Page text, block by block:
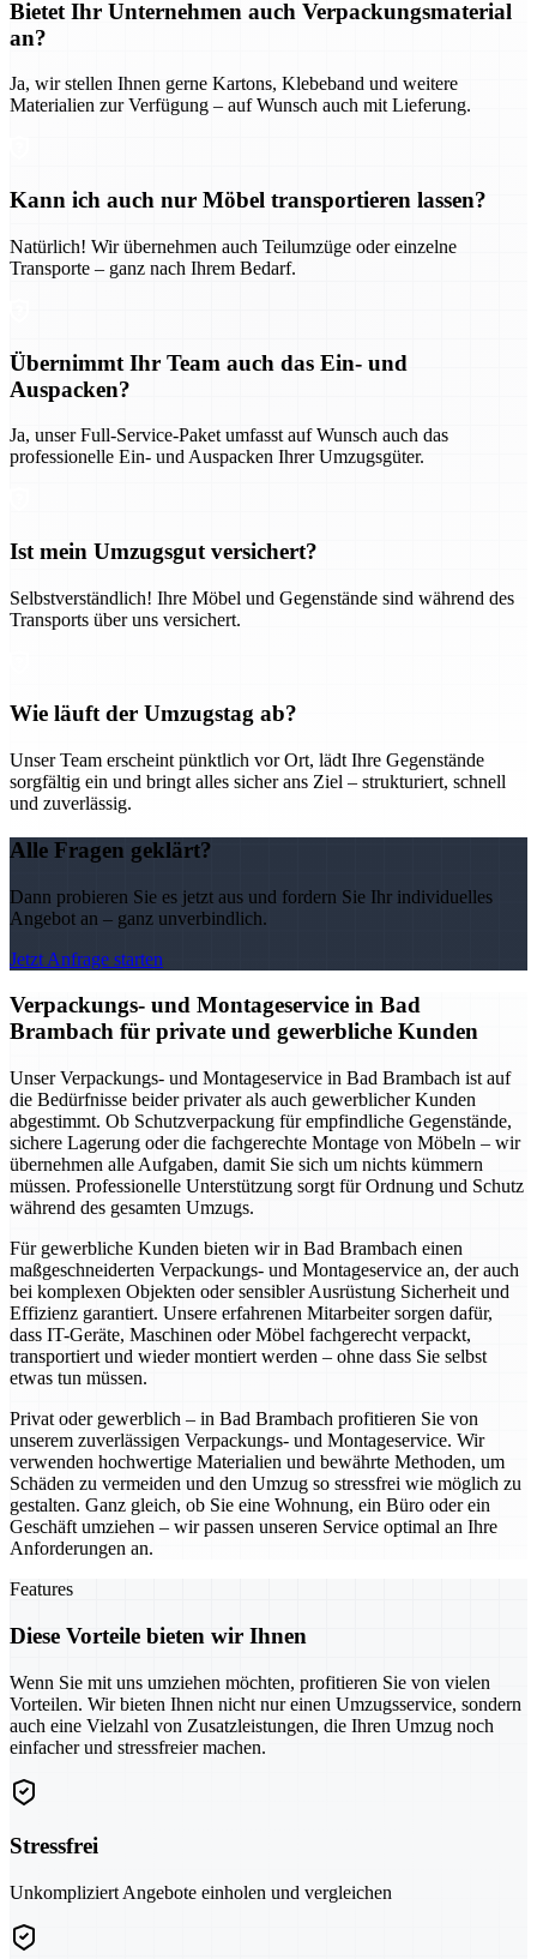
Bietet Ihr Unternehmen auch Verpackungsmaterial
an?
Ja, wir stellen Ihnen gerne Kartons, Klebeband und weitere
Materialien zur Verfügung – auf Wunsch auch mit Lieferung.
Kann ich auch nur Möbel transportieren lassen?
Natürlich! Wir übernehmen auch Teilumzüge oder einzelne
Transporte – ganz nach Ihrem Bedarf.
Übernimmt Ihr Team auch das Ein- und
Auspacken?
Ja, unser Full-Service-Paket umfasst auf Wunsch auch das
professionelle Ein- und Auspacken Ihrer Umzugsgüter.
Ist mein Umzugsgut versichert?
Selbstverständlich! Ihre Möbel und Gegenstände sind während des
Transports über uns versichert.
Wie läuft der Umzugstag ab?
Unser Team erscheint pünktlich vor Ort, lädt Ihre Gegenstände
sorgfältig ein und bringt alles sicher ans Ziel – strukturiert, schnell
und zuverlässig.
Alle Fragen geklärt?
Dann probieren Sie es jetzt aus und fordern Sie Ihr individuelles
Angebot an – ganz unverbindlich.
Jetzt Anfrage starten
Verpackungs- und Montageservice in Bad
Brambach für private und gewerbliche Kunden
Unser Verpackungs- und Montageservice in Bad Brambach ist auf
die Bedürfnisse beider privater als auch gewerblicher Kunden
abgestimmt. Ob Schutzverpackung für empfindliche Gegenstände,
sichere Lagerung oder die fachgerechte Montage von Möbeln – wir
übernehmen alle Aufgaben, damit Sie sich um nichts kümmern
müssen. Professionelle Unterstützung sorgt für Ordnung und Schutz
während des gesamten Umzugs.
Für gewerbliche Kunden bieten wir in Bad Brambach einen
maßgeschneiderten Verpackungs- und Montageservice an, der auch
bei komplexen Objekten oder sensibler Ausrüstung Sicherheit und
Effizienz garantiert. Unsere erfahrenen Mitarbeiter sorgen dafür,
dass IT-Geräte, Maschinen oder Möbel fachgerecht verpackt,
transportiert und wieder montiert werden – ohne dass Sie selbst
etwas tun müssen.
Privat oder gewerblich – in Bad Brambach profitieren Sie von
unserem zuverlässigen Verpackungs- und Montageservice. Wir
verwenden hochwertige Materialien und bewährte Methoden, um
Schäden zu vermeiden und den Umzug so stressfrei wie möglich zu
gestalten. Ganz gleich, ob Sie eine Wohnung, ein Büro oder ein
Geschäft umziehen – wir passen unseren Service optimal an Ihre
Anforderungen an.
Features
Diese Vorteile bieten wir Ihnen
Wenn Sie mit uns umziehen möchten, profitieren Sie von vielen
Vorteilen. Wir bieten Ihnen nicht nur einen Umzugsservice, sondern
auch eine Vielzahl von Zusatzleistungen, die Ihren Umzug noch
einfacher und stressfreier machen.
Stressfrei
Unkompliziert Angebote einholen und vergleichen